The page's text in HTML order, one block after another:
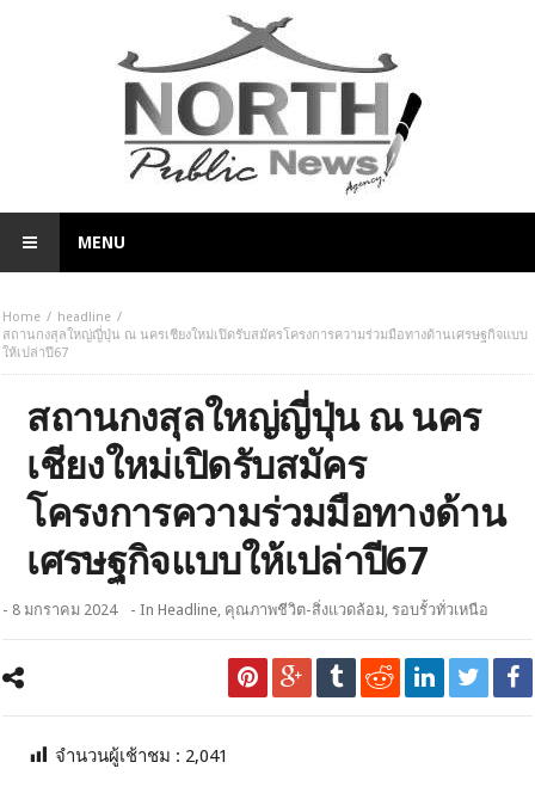
MENU
Home
headline
สถานกงสุลใหญ่ญี่ปุ่น ณ นครเชียงใหม่เปิดรับสมัครโครงการความร่วมมือทางด้านเศรษฐกิจแบบ
ให้เปล่าปี67
สถานกงสุลใหญ่ญี่ปุ่น ณ นคร
เชียงใหม่เปิดรับสมัคร
โครงการความร่วมมือทางด้าน
เศรษฐกิจแบบให้เปล่าปี67
- 8 มกราคม 2024 - InHeadline, คุณภาพชีวิต-สิ่งแวดล้อม, รอบรั้วทั่วเหนือ
จำนวนผู้เช้าชม : 2,041